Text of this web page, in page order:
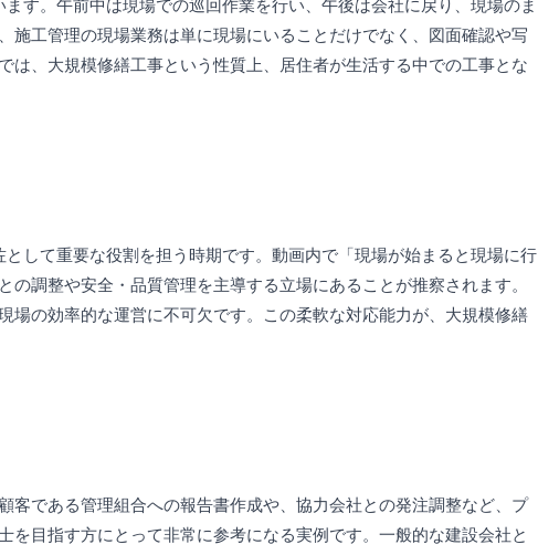
す。午前中は現場での巡回作業を行い、午後は会社に戻り、現場のま
工管理の現場業務は単に現場にいることだけでなく、図面確認や写
、大規模修繕工事という性質上、居住者が生活する中での工事とな
して重要な役割を担う時期です。動画内で「現場が始まると現場に行
調整や安全・品質管理を主導する立場にあることが推察されます。
場の効率的な運営に不可欠です。この柔軟な対応能力が、大規模修繕
である管理組合への報告書作成や、協力会社との発注調整など、プ
目指す方にとって非常に参考になる実例です。一般的な建設会社と